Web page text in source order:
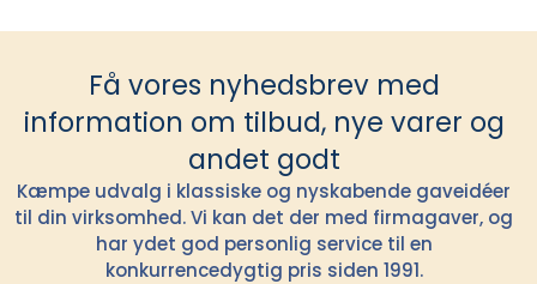
Få vores nyhedsbrev med
information om tilbud, nye varer og
andet godt
Kæmpe udvalg i klassiske og nyskabende gaveidéer
til din virksomhed. Vi kan det der med firmagaver, og
har ydet god personlig service til en
konkurrencedygtig pris siden 1991.